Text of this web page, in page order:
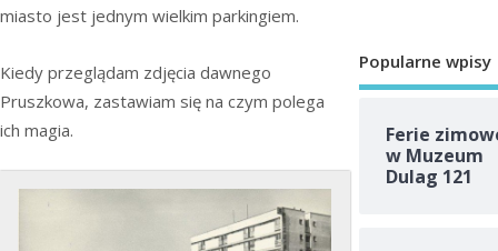
miasto jest jednym wielkim parkingiem.
Kiedy przeglądam zdjęcia dawnego
Pruszkowa, zastawiam się na czym polega
ich magia.
Popularne wpisy
Ferie
w Muzeum
Dulag 121